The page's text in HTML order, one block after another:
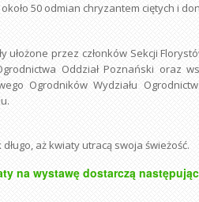
50 odmian chryzantem ciętych i
ułożone przez członków Sekcji
Oddział Poznański oraz
Ogrodników Wydziału
aż kwiaty utracą swoja świeżość.
na wystawę dostarczą